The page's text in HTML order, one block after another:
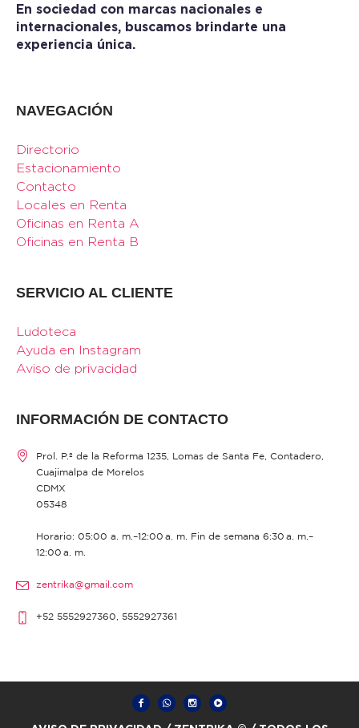
En sociedad con marcas nacionales e
internacionales, buscamos brindarte una
experiencia única.
NAVEGACIÓN
Directorio
Estacionamiento
Contacto
Locales en Renta
Oficinas en Renta A
Oficinas en Renta B
SERVICIO AL CLIENTE
Ludoteca
Ayuda en Instagram
Aviso de privacidad
INFORMACIÓN DE CONTACTO
Prol. P.º de la Reforma 1235, Lomas de Santa Fe, Contadero,
Cuajimalpa de Morelos
CDMX
05348
Horario: 05:00 a. m.–12:00 a. m. Fin de semana 6:30 a. m.–
12:00 a. m.
zentrika@gmail.com
+52 5552927360, 5552927361